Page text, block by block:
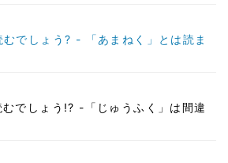
むでしょう? - 「あまねく」とは読ま
むでしょう!? -「じゅうふく」は間違